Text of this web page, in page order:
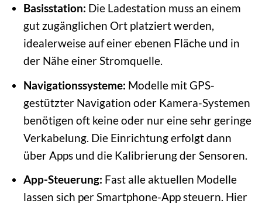
Basisstation: Die Ladestation muss an einem
gut zugänglichen Ort platziert werden,
idealerweise auf einer ebenen Fläche und in
der Nähe einer Stromquelle.
Navigationssysteme: Modelle mit GPS-
gestützter Navigation oder Kamera-Systemen
benötigen oft keine oder nur eine sehr geringe
Verkabelung. Die Einrichtung erfolgt dann
über Apps und die Kalibrierung der Sensoren.
App-Steuerung: Fast alle aktuellen Modelle
lassen sich per Smartphone-App steuern. Hier